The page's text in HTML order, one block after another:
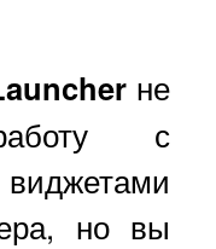
не
с
но вы